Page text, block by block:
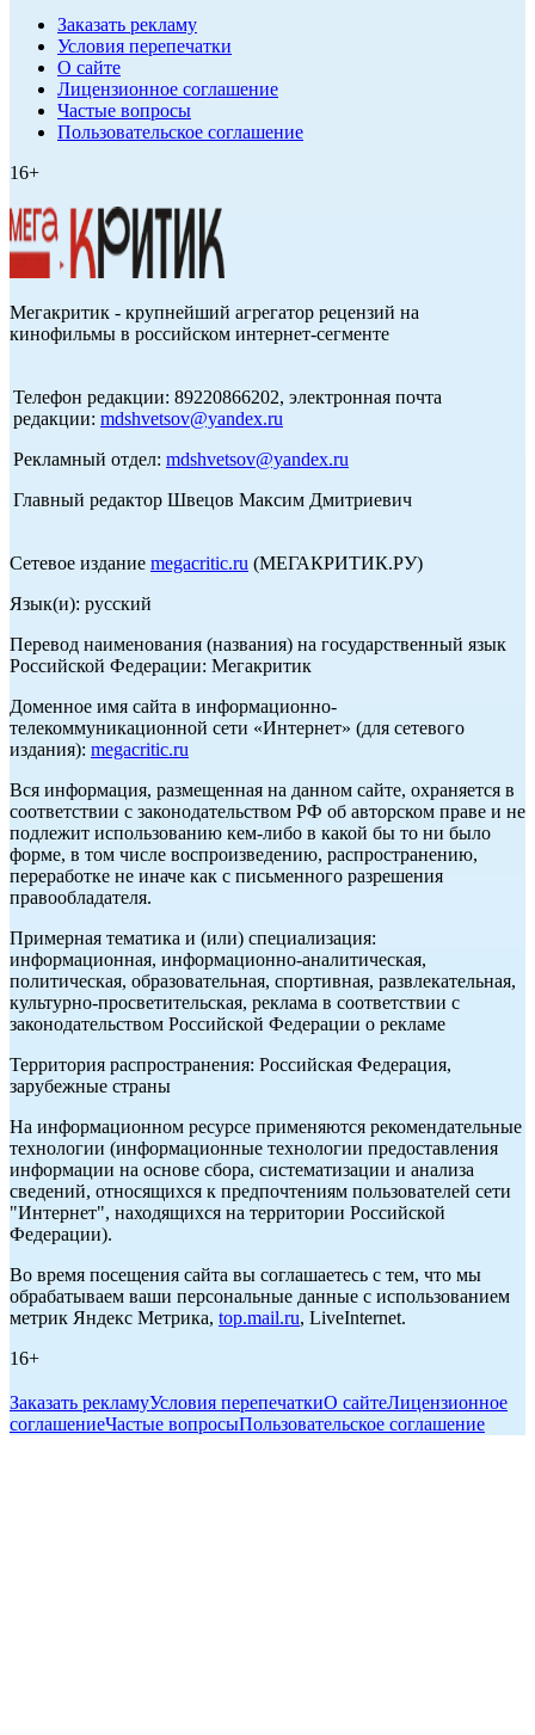
Заказать рекламу
Условия перепечатки
О сайте
Лицензионное соглашение
Частые вопросы
Пользовательское соглашение
16+
Мегакритик - крупнейший агрегатор рецензий на
кинофильмы в российском интернет-сегменте
Телефон редакции: 89220866202, электронная почта
редакции: mdshvetsov@yandex.ru
Рекламный отдел: mdshvetsov@yandex.ru
Главный редактор Швецов Максим Дмитриевич
Сетевое издание megacritic.ru (МЕГАКРИТИК.РУ)
Язык(и): русский
Перевод наименования (названия) на государственный язык
Российской Федерации: Мегакритик
Доменное имя сайта в информационно-
телекоммуникационной сети «Интернет» (для сетевого
издания): megacritic.ru
Вся информация, размещенная на данном сайте, охраняется в
соответствии с законодательством РФ об авторском праве и не
подлежит использованию кем-либо в какой бы то ни было
форме, в том числе воспроизведению, распространению,
переработке не иначе как с письменного разрешения
правообладателя.
Примерная тематика и (или) специализация:
информационная, информационно-аналитическая,
политическая, образовательная, спортивная, развлекательная,
культурно-просветительская, реклама в соответствии с
законодательством Российской Федерации о рекламе
Территория распространения: Российская Федерация,
зарубежные страны
На информационном ресурсе применяются рекомендательные
технологии (информационные технологии предоставления
информации на основе сбора, систематизации и анализа
сведений, относящихся к предпочтениям пользователей сети
"Интернет", находящихся на территории Российской
Федерации).
Во время посещения сайта вы соглашаетесь с тем, что мы
обрабатываем ваши персональные данные с использованием
метрик Яндекс Метрика, top.mail.ru, LiveInternet.
16+
Заказать рекламуУсловия перепечаткиО сайтеЛицензионное
соглашениеЧастые вопросыПользовательское соглашение